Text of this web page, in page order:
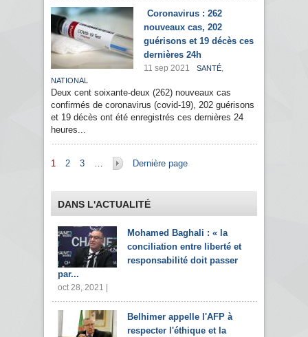
Coronavirus : 262
nouveaux cas, 202
guérisons et 19 décès ces
dernières 24h
11 sep 2021 SANTÉ,
NATIONAL
Deux cent soixante-deux (262) nouveaux cas
confirmés de coronavirus (covid-19), 202 guérisons
et 19 décès ont été enregistrés ces dernières 24
heures...
Pages
1 2 3 … Dernière page
DANS L'ACTUALITÉ
Mohamed Baghali : « la
conciliation entre liberté et
responsabilité doit passer
par...
oct 28, 2021 |
Belhimer appelle l'AFP à
respecter l'éthique et la